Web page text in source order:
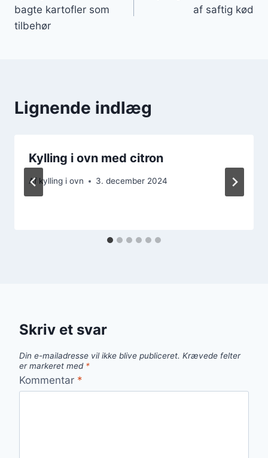
bagte kartofler som
tilbehør
af saftig kød
Lignende indlæg
Kylling i ovn med citron
Af kylling i ovn 3. december 2024
Skriv et svar
Din e-mailadresse vil ikke blive publiceret. Krævede felter
er markeret med *
Kommentar *